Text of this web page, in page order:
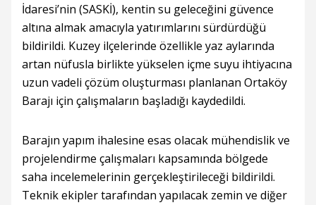
İdaresi’nin (SASKİ), kentin su geleceğini güvence
altına almak amacıyla yatırımlarını sürdürdüğü
bildirildi. Kuzey ilçelerinde özellikle yaz aylarında
artan nüfusla birlikte yükselen içme suyu ihtiyacına
uzun vadeli çözüm oluşturması planlanan Ortaköy
Barajı için çalışmaların başladığı kaydedildi.
Barajın yapım ihalesine esas olacak mühendislik ve
projelendirme çalışmaları kapsamında bölgede
saha incelemelerinin gerçekleştirileceği bildirildi.
Teknik ekipler tarafından yapılacak zemin ve diğer